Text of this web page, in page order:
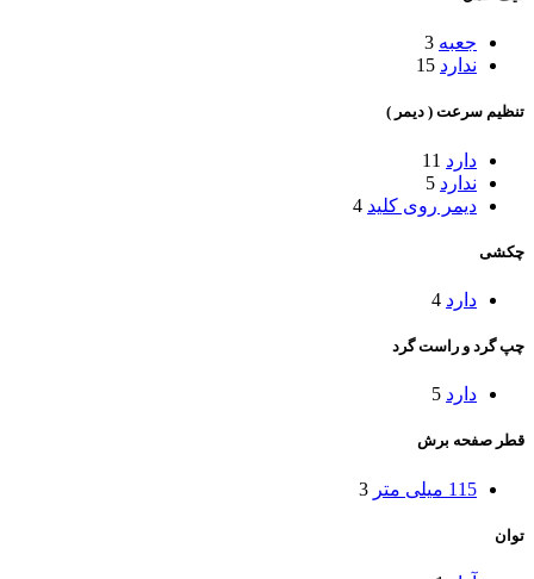
جعبه 3
ندارد 15
تنظیم سرعت ( دیمر )
دارد 11
ندارد 5
دیمر روی کلید 4
چکشی
دارد 4
چپ گرد و راست گرد
دارد 5
قطر صفحه برش
115 میلی متر 3
توان